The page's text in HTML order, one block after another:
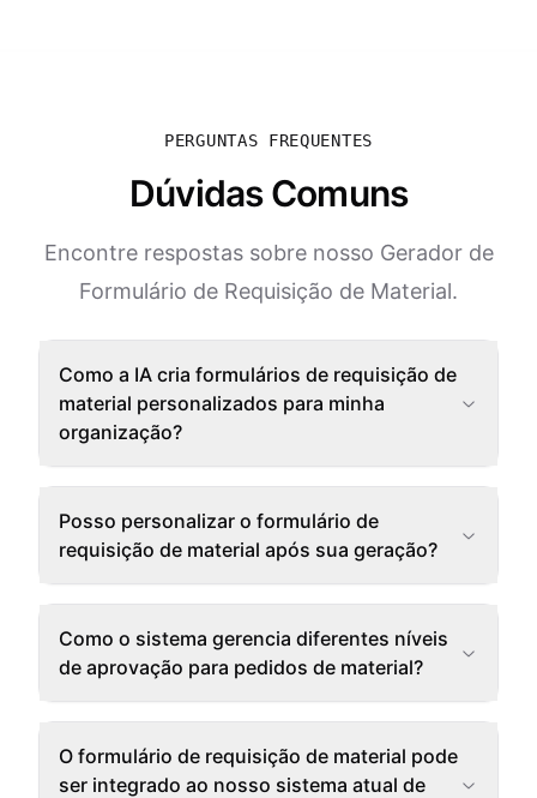
PERGUNTAS FREQUENTES
Dúvidas Comuns
Encontre respostas sobre nosso Gerador de
Formulário de Requisição de Material.
Como a IA cria formulários de requisição de
material personalizados para minha
organização?
Posso personalizar o formulário de
requisição de material após sua geração?
Como o sistema gerencia diferentes níveis
de aprovação para pedidos de material?
O formulário de requisição de material pode
ser integrado ao nosso sistema atual de